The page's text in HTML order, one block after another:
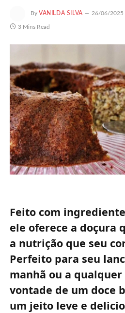
By VANILDA SILVA 26/06/2025
3 Mins Read
Feito com
ele oferece a doçura
a nutrição que seu
Perfeito para seu
manhã ou a
vontade de um doce
um jeito leve e